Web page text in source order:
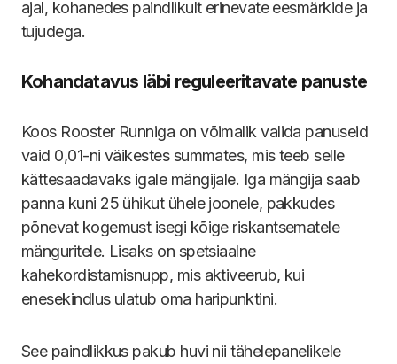
ajal, kohanedes paindlikult erinevate eesmärkide ja
tujudega.
Kohandatavus läbi reguleeritavate panuste
Koos Rooster Runniga on võimalik valida panuseid
vaid 0,01-ni väikestes summates, mis teeb selle
kättesaadavaks igale mängijale. Iga mängija saab
panna kuni 25 ühikut ühele joonele, pakkudes
põnevat kogemust isegi kõige riskantsematele
mänguritele. Lisaks on spetsiaalne
kahekordistamisnupp, mis aktiveerub, kui
enesekindlus ulatub oma haripunktini.
See paindlikkus pakub huvi nii tähelepanelikele